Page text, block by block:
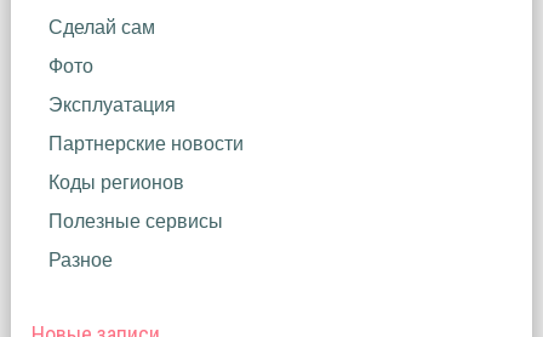
Сделай сам
Фото
Эксплуатация
Партнерские новости
Коды регионов
Полезные сервисы
Разное